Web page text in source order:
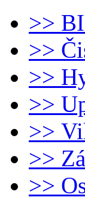
>>
>>
>>
>>
>>
>>
>>